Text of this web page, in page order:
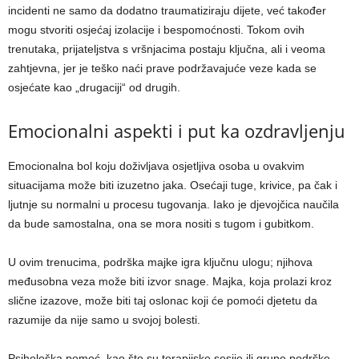
incidenti ne samo da dodatno traumatiziraju dijete, već također
mogu stvoriti osjećaj izolacije i bespomoćnosti. Tokom ovih
trenutaka, prijateljstva s vršnjacima postaju ključna, ali i veoma
zahtjevna, jer je teško naći prave podržavajuće veze kada se
osjećate kao „drugaciji“ od drugih.
Emocionalni aspekti i put ka ozdravljenju
Emocionalna bol koju doživljava osjetljiva osoba u ovakvim
situacijama može biti izuzetno jaka. Osećaji tuge, krivice, pa čak i
ljutnje su normalni u procesu tugovanja. Iako je djevojčica naučila
da bude samostalna, ona se mora nositi s tugom i gubitkom.
U ovim trenucima, podrška majke igra ključnu ulogu; njihova
međusobna veza može biti izvor snage. Majka, koja prolazi kroz
slične izazove, može biti taj oslonac koji će pomoći djetetu da
razumije da nije samo u svojoj bolesti.